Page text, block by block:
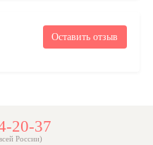
Оставить отзыв
20-37
России)